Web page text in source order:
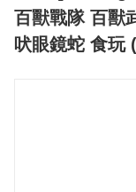
百獸戰隊 百獸
吠眼鏡蛇 食玩